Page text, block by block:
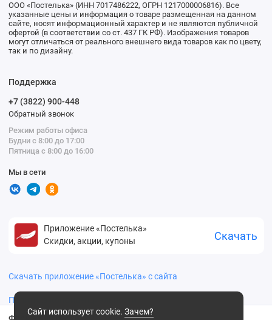
Сайт использует cookie. Зачем?
ООО «Постелька» (ИНН 7017486222, ОГРН 1217000006816). Все
указанные цены и информация о товаре размещенная на данном
сайте, носят информационный характер и не являются публичной
офертой (в соответствии со ст. 437 ГК РФ). Изображения товаров
могут отличаться от реального внешнего вида товаров как по цвету,
так и по дизайну.
Поддержка
+7 (3822) 900-448
Обратный звонок
Режим работы офиса
Будни с 8:00 до 17:00
Пятница с 8:00 до 16:00
Мы в сети
Приложение «Постелька»
Скидки, акции, купоны
Скачать
Скачать приложение «Постелька» с сайта
Политика конфиденциальности